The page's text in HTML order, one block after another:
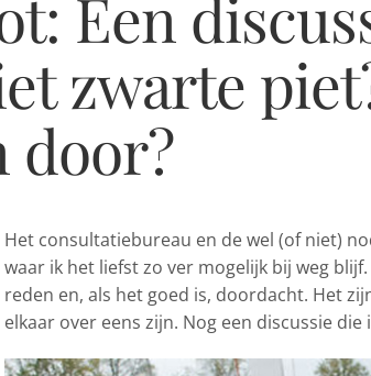
Een
zwarte
door?
Het consultatiebureau en de wel (of niet)
waar ik het liefst zo ver mogelijk bij weg
reden en, als het goed is, doordacht. Het
elkaar over eens zijn. Nog een discussie